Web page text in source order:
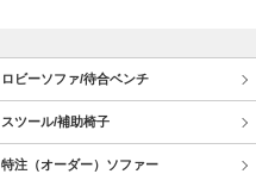
ロビーソファ/待合ベンチ
スツール/補助椅子
特注（オーダー）ソファー